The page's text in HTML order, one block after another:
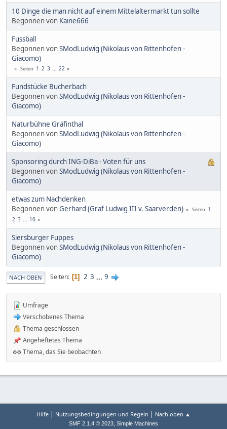
10 Dinge die man nicht auf einem Mittelaltermarkt tun sollte
Begonnen von Kaine666
Fussball
Begonnen vonSModLudwig (Nikolaus von Rittenhofen -
Giacomo)
Seiten 1 2 3 ... 22
Fundstücke Bucherbach
Begonnen vonSModLudwig (Nikolaus von Rittenhofen -
Giacomo)
Naturbühne Gräfinthal
Begonnen vonSModLudwig (Nikolaus von Rittenhofen -
Giacomo)
Sponsoring durch ING-DiBa - Voten für uns
Begonnen vonSModLudwig (Nikolaus von Rittenhofen -
Giacomo)
etwas zum Nachdenken
Begonnen vonGerhard (Graf Ludwig III v. Saarverden) Seiten 1
2 3 ... 10
Siersburger Fuppes
Begonnen vonSModLudwig (Nikolaus von Rittenhofen -
Giacomo)
NACH OBEN Seiten 1 2 3 ... 9
Umfrage
Verschobenes Thema
Thema geschlossen
Angeheftetes Thema
Thema, das Sie beobachten
Hilfe | Nutzungsbedingungen und Regeln | Nach oben ▲
SMF 2.1.4 © 2023, Simple Machines